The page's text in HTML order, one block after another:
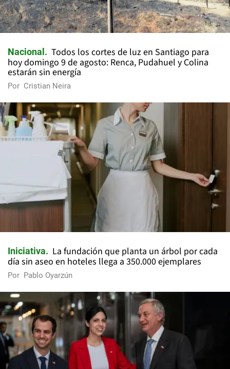
Nacional
Todos los cortes de luz en Santiago para
hoy domingo 9 de agosto: Renca, Pudahuel y Colina
estarán sin energía
Por Cristian Neira
Iniciativa
La fundación que planta un árbol por cada
día sin aseo en hoteles llega a 350.000 ejemplares
Por Pablo Oyarzún